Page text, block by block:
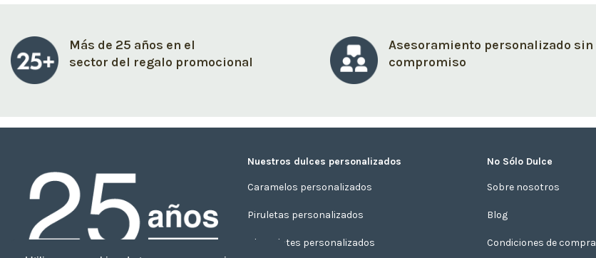
Más de 25 años en el
sector del regalo promocional
Asesoramiento personalizado sin
compromiso
Nuestros dulces personalizados
Caramelos personalizados
Piruletas personalizados
Chocolates personalizados
No Sólo Dulce
Sobre nosotros
Blog
Condiciones de compra